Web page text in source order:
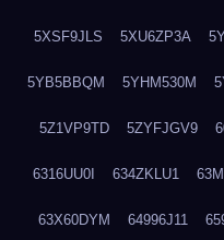
5XSF9JLS 5XU6ZP3A
5YB5BBQM 5YHM530M
5Z1VP9TD 5ZYFJGV9
6316UU0I 634ZKLU1
63X60DYM 64996J11